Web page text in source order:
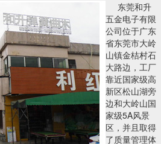
东莞和升
五金电子有限
公司位于广东
省东莞市大岭
山镇金桔村石
大路边，工厂
靠近国家级高
新区松山湖旁
边和大岭山国
家级5A风景
区，并且取得
了质量管理体